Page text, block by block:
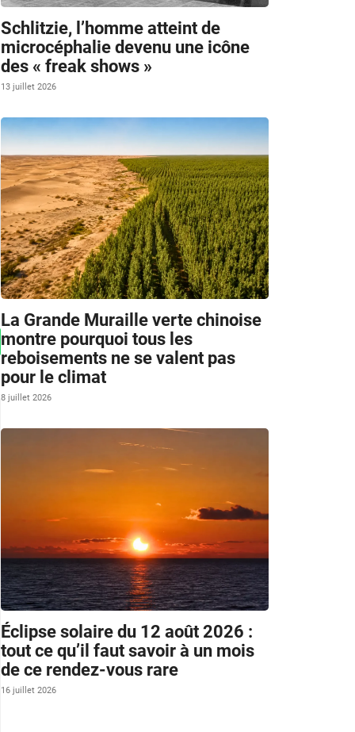
Schlitzie, l’homme atteint de
microcéphalie devenu une icône
des « freak shows »
13 juillet 2026
La Grande Muraille verte chinoise
montre pourquoi tous les
reboisements ne se valent pas
pour le climat
8 juillet 2026
Éclipse solaire du 12 août 2026 :
tout ce qu’il faut savoir à un mois
de ce rendez-vous rare
16 juillet 2026